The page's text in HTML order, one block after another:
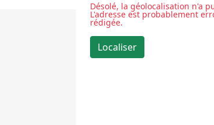
Désolé, la géolocalisation n'a
L'adresse est probablement
rédigée.